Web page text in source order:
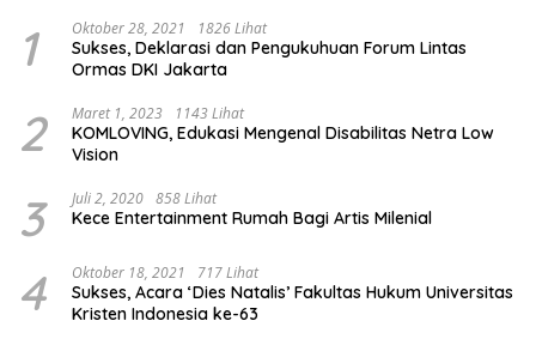
1 Oktober 28, 2021 1826 Lihat
Sukses, Deklarasi dan Pengukuhuan Forum Lintas
Ormas DKI Jakarta
2 Maret 1, 2023 1143 Lihat
KOMLOVING, Edukasi Mengenal Disabilitas Netra Low
Vision
3 Juli 2, 2020 858 Lihat
Kece Entertainment Rumah Bagi Artis Milenial
4 Oktober 18, 2021 717 Lihat
Sukses, Acara ‘Dies Natalis’ Fakultas Hukum Universitas
Kristen Indonesia ke-63